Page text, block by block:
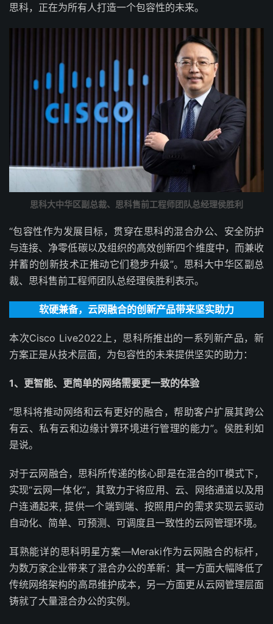
思科，正在为所有人打造一个包容性的未来。
思科大中华区副总裁、思科售前工程师团队总经理侯胜利
“包容性作为发展目标，贯穿在思科的混合办公、安全防护
与连接、净零低碳以及组织的高效创新四个维度中，而兼收
并蓄的创新技术正推动它们稳步升级”。思科大中华区副总
裁、思科售前工程师团队总经理侯胜利表示。
软硬兼备，云网融合的创新产品带来坚实助力
本次Cisco Live2022上，思科所推出的一系列新产品，新
方案正是从技术层面，为包容性的未来提供坚实的助力：
1、更智能、更简单的网络需要更一致的体验
“思科将推动网络和云有更好的融合，帮助客户扩展其跨公
有云、私有云和边缘计算环境进行管理的能力”。侯胜利如
是说。
对于云网融合，思科所传递的核心即是在混合的IT模式下，
实现“云网一体化”，其致力于将应用、云、网络通道以及用
户连通起来, 提供一个端到端、按照用户的需求实现云驱动
自动化、简单、可预测、可调度且一致性的云网管理环境。
耳熟能详的思科明星方案—Meraki作为云网融合的标杆，
为数万家企业带来了混合办公的革新：其一方面大幅降低了
传统网络架构的高昂维护成本，另一方面更从云网管理层面
铸就了大量混合办公的实例。